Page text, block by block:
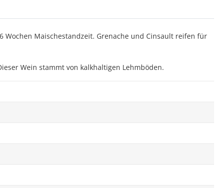
Wochen Maischestandzeit. Grenache und Cinsault reifen für
Wein stammt von kalkhaltigen Lehmböden.